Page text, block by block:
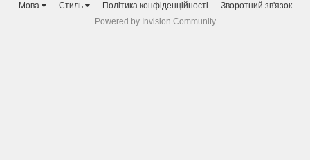
Мова
Стиль Політика конфіденційності
Зворотний зв'язок
Powered by Invision Community